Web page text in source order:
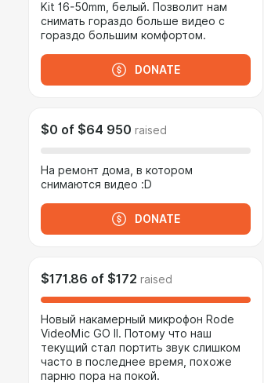
Kit 16-50mm, белый. Позволит нам
снимать гораздо больше видео с
гораздо большим комфортом.
DONATE
$0 of $64 950 raised
На ремонт дома, в котором
снимаются видео :D
DONATE
$171.86 of $172 raised
Новый накамерный микрофон Rode
VideoMic GO II. Потому что наш
текущий стал портить звук слишком
часто в последнее время, похоже
парню пора на покой.